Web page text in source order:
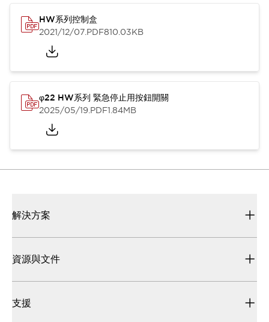
HW系列控制盒
2021/12/07.PDF810.03KB
φ22 HW系列 緊急停止用按鈕開關
2025/05/19.PDF1.84MB
解決方案
資源與文件
支援